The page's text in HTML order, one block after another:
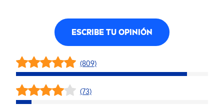
ESCRIBE TU OPINIÓN
(809)
(73)